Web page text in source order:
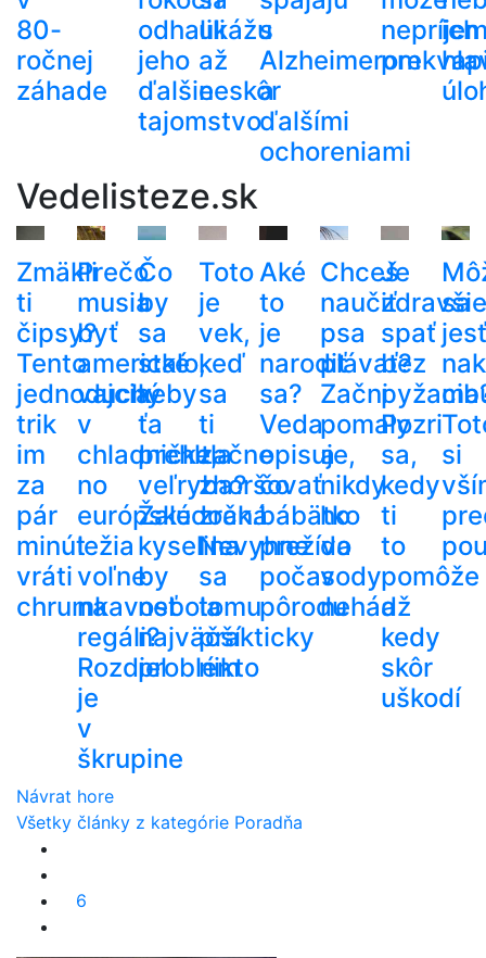
80-
ročnej
záhade
odhalili
jeho
ďalšie
tajomstvo
ukážu
až
neskôr
s
Alzheimerom
a
ďalšími
ochoreniami
ich
Vedelisteze.sk
Zmäkli
ti
čipsy?
Tento
jednoduchý
trik
im
za
pár
minút
vráti
chrumkavosť
Prečo
musia
byť
americké
vajcia
v
chladničke,
no
európske
ležia
voľne
na
regáli?
Rozdiel
je
v
škrupine
Čo
by
sa
stalo,
keby
ťa
prehltla
veľryba?
Žalúdočná
kyselina
by
nebola
najväčší
problém
Toto
je
vek,
keď
sa
ti
začne
zhoršovať
zrak.
Nevyhne
sa
tomu
prakticky
nikto
Aké
to
je
narodiť
sa?
Veda
opisuje,
čo
bábätko
prežíva
počas
pôrodu
Chceš
naučiť
psa
plávať?
Začni
pomaly
a
nikdy
ho
do
vody
nehádž
Je
zdravšie
spať
bez
Pozri
sa,
kedy
ti
to
pomôže
a
kedy
skôr
uškodí
sa
jesť
si
Návrat hore
Všetky články z kategórie Poradňa
6